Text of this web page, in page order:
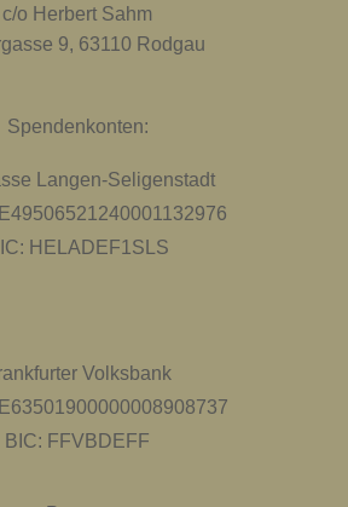
c/o Herbert Sahm
9, 63110 Rodgau
Spendenkonten:
Langen-Seligenstadt
HELADEF1SLS
Volksbank
BIC: FFVBDEFF